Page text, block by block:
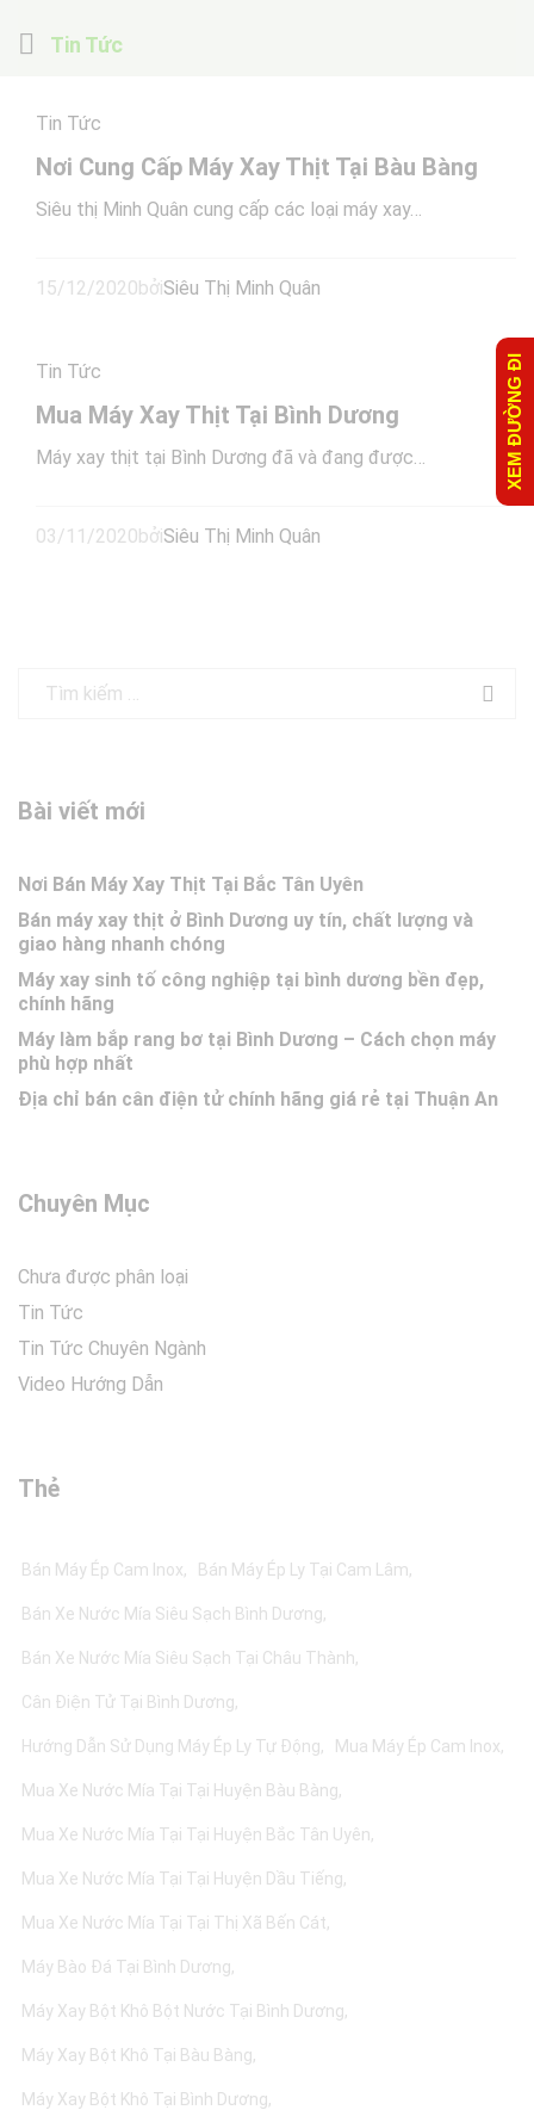
Tin Tức
Tin Tức
Nơi Cung Cấp Máy Xay Thịt Tại Bàu Bàng
Siêu thị Minh Quân cung cấp các loại máy xay…
15/12/2020bởiSiêu Thị Minh Quân
Tin Tức
Mua Máy Xay Thịt Tại Bình Dương
Máy xay thịt tại Bình Dương đã và đang được…
03/11/2020bởiSiêu Thị Minh Quân
Bài viết mới
Nơi Bán Máy Xay Thịt Tại Bắc Tân Uyên
Bán máy xay thịt ở Bình Dương uy tín, chất lượng và
giao hàng nhanh chóng
Máy xay sinh tố công nghiệp tại bình dương bền đẹp,
chính hãng
Máy làm bắp rang bơ tại Bình Dương – Cách chọn máy
phù hợp nhất
Địa chỉ bán cân điện tử chính hãng giá rẻ tại Thuận An
Chuyên Mục
Chưa được phân loại
Tin Tức
Tin Tức Chuyên Ngành
Video Hướng Dẫn
Thẻ
Bán Máy Ép Cam Inox Bán Máy Ép Ly Tại Cam Lâm
Bán Xe Nước Mía Siêu Sạch Bình Dương
Bán Xe Nước Mía Siêu Sạch Tại Châu Thành
Cân Điện Tử Tại Bình Dương
Hướng Dẫn Sử Dụng Máy Ép Ly Tự Động Mua Máy Ép Cam Inox
Mua Xe Nước Mía Tại Tại Huyện Bàu Bàng
Mua Xe Nước Mía Tại Tại Huyện Bắc Tân Uyên
Mua Xe Nước Mía Tại Tại Huyện Dầu Tiếng
Mua Xe Nước Mía Tại Tại Thị Xã Bến Cát
Máy Bào Đá Tại Bình Dương
Máy Xay Bột Khô Bột Nước Tại Bình Dương
Máy Xay Bột Khô Tại Bàu Bàng
Máy Xay Bột Khô Tại Bình Dương
XEM ĐƯỜNG ĐI